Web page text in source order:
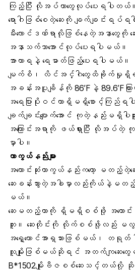
ကြည့်ပြီး လိုအပ်တာတွေလုပ်ပေးရပါတယ်။
ရောဂါဖြစ်စေတဲ့ဆေးကို ချက်ချင်းရပ်
မီးလောင်ဒဏ်ရာလိုဖြစ်နေတဲ့အနာတွေကို
အနာသက်သာအောင်လုပ်ပေးရပါမယ်။
အာဟာရနဲ့ ရေဓာတ်ဖြည့်ပေးရပါမယ်။
မျက်စိ၊ လိင်အင်္ဂါတွေထိခိုက်မှုရှိရ
အခန်းအပူချိန်ကို 86’Fနဲ့ 89.6’Fကြာ
အရေပြားပိုးဝင်တာရှိမရှိစောင့်ကြည်ရ
ချက်ချင်းပျောက်အောင် ကုတဲ့နည်းမရှိပ
အကြောင်းအရာကို ဖယ်ရှားပြီး လိုအပ်တဲ့ ကု
မှာပါ။
ကာကွယ်နည်းများ
အကောင်းဆုံးကာကွယ်နည်းကတော့ မတည့်တဲ့ဆ
ဆေးခန်းသွားတဲ့အခါမှာလည်းကိုယ်နဲ့မတည့်
မယ်။
ဆေးမတည့်တာကို ရှိမရှိစစ်ဖို့ အကောင်းဆုံ
ဘူး။ ဆေးတိုင်းကို လိုက်စစ်ဖို့လည်း မလွ
အရှေ့တောင်အာရှသားဖြစ်မယ်၊ တ
လူမျိုးဖြစ်မယ်ဆိုရင် အတက်ကျဆေးတွေ
B*1502မျိုးဗီဇစစ်ဆေးသင့်တယ်လို့ ဆို